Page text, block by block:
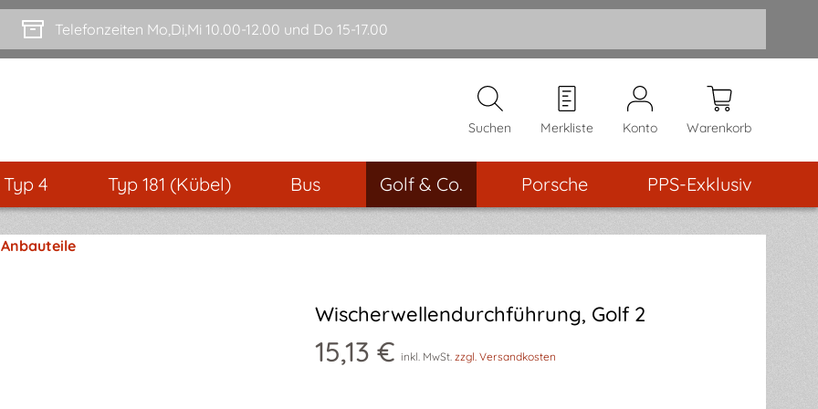
Telefonzeiten Mo,Di,Mi 10.00-12.00 und Do 15-17.00
Suchen Merkliste Konto Warenkorb
4 Typ 181 (Kübel) Bus Golf & Co. Porsche PPS-Exklusiv
Wischerwellendurchführung, Golf 2
15,13 € inkl. MwSt. zzgl. Versandkosten